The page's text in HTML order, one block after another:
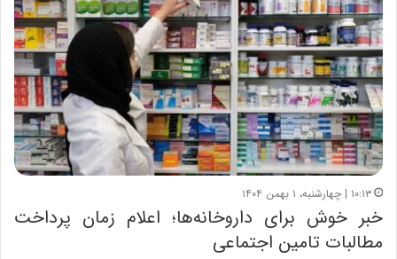
۱۰:۱۳ | چهارشنبه، ۱ بهمن ۱۴۰۴
خبر خوش برای داروخانه‌ها؛ اعلام زمان پرداخت
مطالبات تامین اجتماعی